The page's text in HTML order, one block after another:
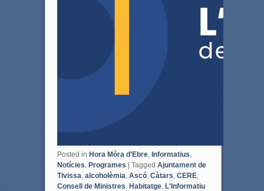
Posted in Hora Móra d'Ebre, Informatius
Notícies Programes | Tagged Ajuntament de
Tivissa alcoholèmia Ascó, Càtars CERE,
Consell de Ministres Habitatge, L'Informatiu